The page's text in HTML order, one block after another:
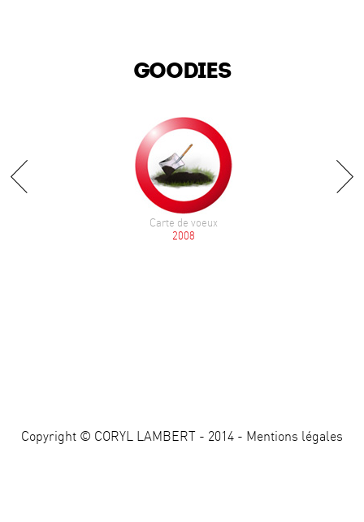
GOODIES
Carte de voeux
2008
Copyright © CORYL LAMBERT - 2014 - Mentions légales